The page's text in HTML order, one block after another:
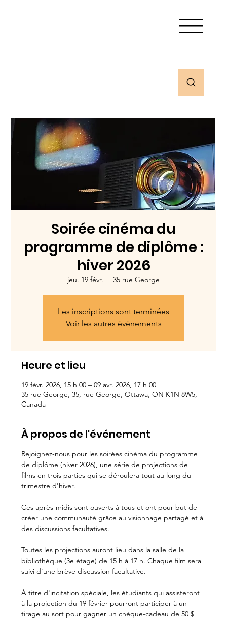
Soirée cinéma du
programme de diplôme :
hiver 2026
jeu. 19 févr.
  |
35 rue George
Les inscriptions sont terminées
Voir les autres événements
Heure et lieu
19 févr. 2026, 15 h 00 – 09 avr. 2026, 17 h 00
35 rue George, 35, rue George, Ottawa, ON K1N 8W5,
Canada
À propos de l'événement
Rejoignez-nous pour les soirées cinéma du programme
de diplôme (hiver 2026), une série de projections de
films en trois parties qui se déroulera tout au long du
trimestre d'hiver.
Ces après-midis sont ouverts à tous et ont pour but de
créer une communauté grâce au visionnage partagé et à
des discussions facultatives.
Toutes les projections auront lieu dans la salle de la
bibliothèque (3e étage) de 15 h à 17 h. Chaque film sera
suivi d'une brève discussion facultative.
À titre d'incitation spéciale, les étudiants qui assisteront
à la projection du 19 février pourront participer à un
tirage au sort pour gagner un chèque-cadeau de 50 $